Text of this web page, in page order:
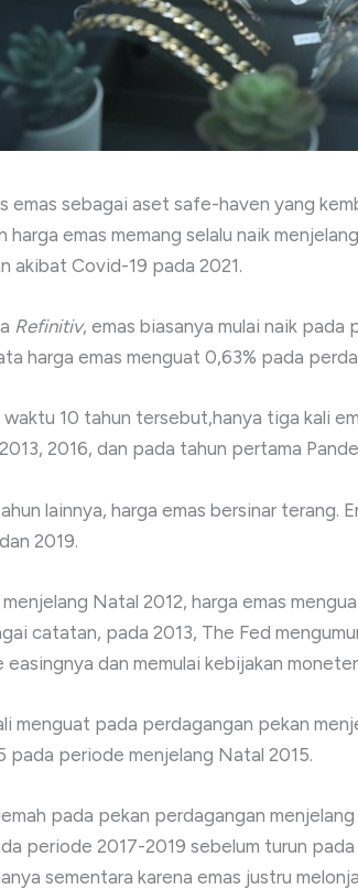
emas sebagai aset safe-haven yang
harga emas memang selalu naik
akibat Covid-19 pada 2021.
Refinitiv, emas biasanya mulai naik
harga emas menguat 0,63% pada
waktu 10 tahun tersebut,hanya tiga kali
2016, dan pada tahun pertama
lainnya, harga emas bersinar terang.
2019.
Natal 2012, harga emas
catatan, pada 2013, The Fed
dan memulai kebijakan
menguat pada perdagangan pekan
pada periode menjelang Natal 2015.
pada pekan perdagangan
periode 2017-2019 sebelum turun
sementara karena emas justru